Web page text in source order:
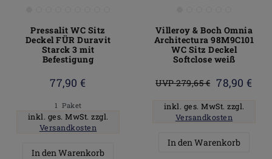
Pressalit WC Sitz
Deckel FÜR Duravit
Starck 3 mit
Befestigung
77,90 €
1 Paket
inkl. ges. MwSt. zzgl.
Versandkosten
In den Warenkorb
Villeroy & Boch Omnia
Architectura 98M9C101
WC Sitz Deckel
Softclose weiß
UVP 279,65 € 78,90 €
inkl. ges. MwSt. zzgl.
Versandkosten
In den Warenkorb